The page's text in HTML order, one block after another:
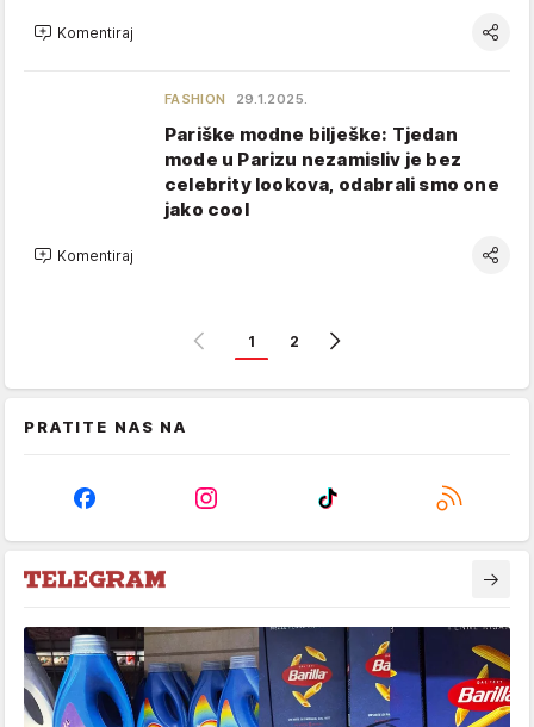
Komentiraj
FASHION 29.1.2025.
Pariške modne bilješke: Tjedan
mode u Parizu nezamisliv je bez
celebrity lookova, odabrali smo one
jako cool
Komentiraj
1 2
PRATITE NAS NA